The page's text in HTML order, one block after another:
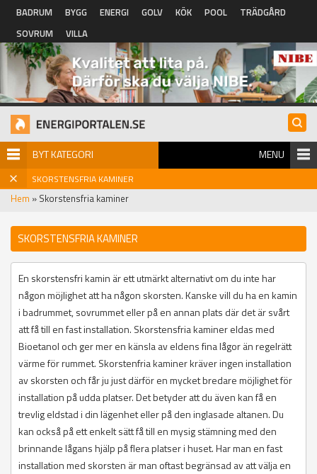
Hoppa till huvudinnehåll
BADRUM BYGG ENERGI GOLV KÖK POOL
TRÄDGÅRD
SOVRUM
VILLA
BYT KATEGORI MENU
SKORSTENSFRIA KAMINER
Hem » Skorstensfria kaminer
SKORSTENSFRIA KAMINER
En skorstensfri kamin är ett utmärkt alternativt om du inte har
någon möjlighet att ha någon skorsten. Kanske vill du ha en kamin
i badrummet, sovrummet eller på en annan plats där det är svårt
att få till en fast installation. Skorstensfria kaminer eldas med
Bioetanol och ger mer en känsla av eldens fina lågor än regelrätt
värme för rummet. Skorstenfria kaminer kräver ingen installation
av skorsten och får ju just därför en mycket bredare möjlighet för
installation på udda platser. Det betyder att du även kan få en
trevlig eldstad i din lägenhet eller på den inglasade altanen. Du
kan också på ett enkelt sätt få till en mysig stämning med den
brinnande lågans hjälp på flera platser i huset. Har man en fast
installation med skorsten är man oftast begränsad av att välja en